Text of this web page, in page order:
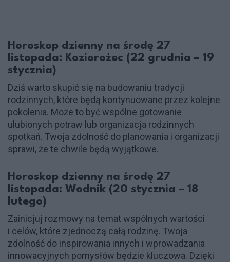
Horoskop dzienny na środę 27
listopada: Koziorożec (22 grudnia – 19
stycznia)
Dziś warto skupić się na budowaniu tradycji
rodzinnych, które będą kontynuowane przez kolejne
pokolenia. Może to być wspólne gotowanie
ulubionych potraw lub organizacja rodzinnych
spotkań. Twoja zdolność do planowania i organizacji
sprawi, że te chwile będą wyjątkowe.
Horoskop dzienny na środę 27
listopada: Wodnik (20 stycznia – 18
lutego)
Zainicjuj rozmowy na temat wspólnych wartości
i celów, które zjednoczą całą rodzinę. Twoja
zdolność do inspirowania innych i wprowadzania
innowacyjnych pomysłów będzie kluczowa. Dzięki